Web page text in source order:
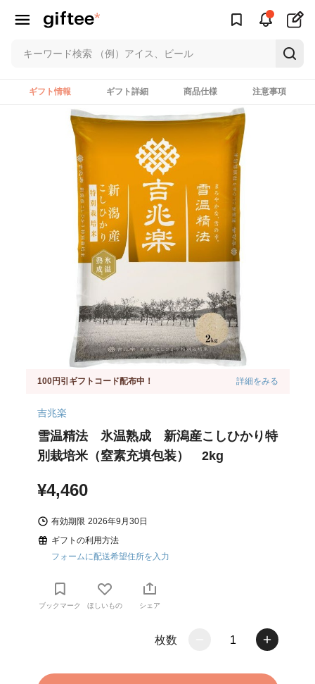
ギフト情報 ギフト詳細 商品仕様 注意事項
100円引ギフトコード配布中！ 詳細をみる
吉兆楽
雪温精法 氷温熟成 新潟産こしひかり特
別栽培米（窒素充填包装） 2kg
¥4,460
有効期限 2026年9月30日
ギフトの利用方法
フォームに配送希望住所を入力
ブックマーク ほしいもの シェア
枚数 1